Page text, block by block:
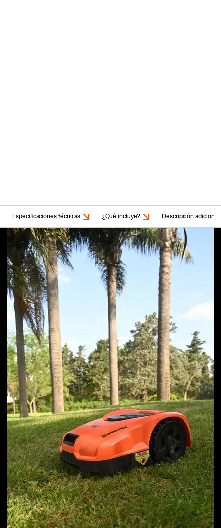
Especificaciones técnicas ¿Qué incluye? Descripción adicional